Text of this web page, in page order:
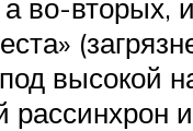
во-вторых,
высокой